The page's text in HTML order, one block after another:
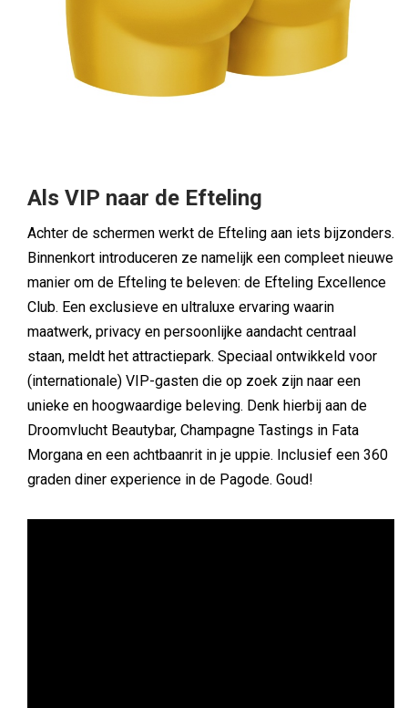
Als VIP naar de Efteling
Achter de schermen werkt de Efteling aan iets bijzonders.
Binnenkort introduceren ze namelijk een compleet nieuwe
manier om de Efteling te beleven: de Efteling Excellence
Club. Een exclusieve en ultraluxe ervaring waarin
maatwerk, privacy en persoonlijke aandacht centraal
staan, meldt het attractiepark. Speciaal ontwikkeld voor
(internationale) VIP-gasten die op zoek zijn naar een
unieke en hoogwaardige beleving. Denk hierbij aan de
Droomvlucht Beautybar, Champagne Tastings in Fata
Morgana en een achtbaanrit in je uppie. Inclusief een 360
graden diner experience in de Pagode. Goud!